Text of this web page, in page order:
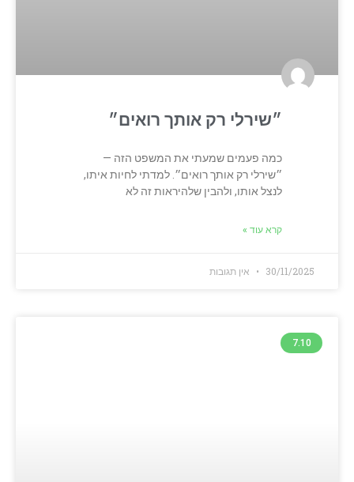
״שירלי רק אותך רואים״
כמה פעמים שמעתי את המשפט הזה —
״שירלי רק אותך רואים״. למדתי לחיות איתו,
לנצל אותו, ולהבין שלהיראות זה לא
קרא עוד »
30/11/2025 אין תגובות
7.10